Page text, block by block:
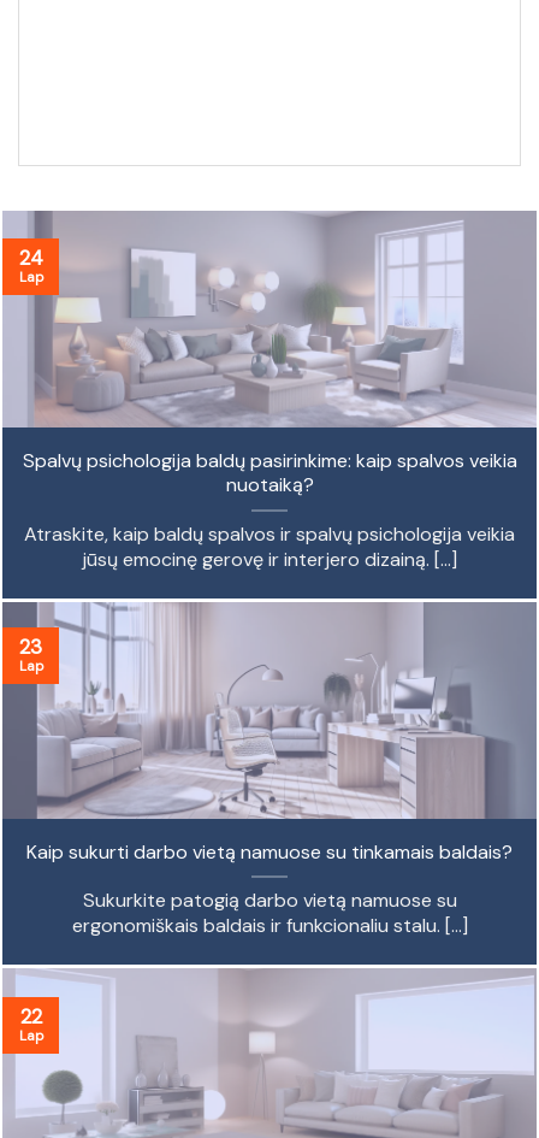
Spalvų psichologija baldų pasirinkime: kaip spalvos veikia
nuotaiką?
Atraskite, kaip baldų spalvos ir spalvų psichologija veikia
jūsų emocinę gerovę ir interjero dizainą. [...]
24
Lap
Kaip sukurti darbo vietą namuose su tinkamais baldais?
Sukurkite patogią darbo vietą namuose su
ergonomiškais baldais ir funkcionaliu stalu. [...]
23
Lap
22
Lap